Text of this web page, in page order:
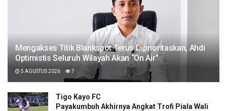
Mengakses Titik Blankspot Terus Diprioritaskan, Ahdi
Optimistis Seluruh Wilayah Akan “On Air”
5 AGUSTUS 2026 7
Tigo Kayo FC
Payakumbuh Akhirnya Angkat Trofi Piala Wali